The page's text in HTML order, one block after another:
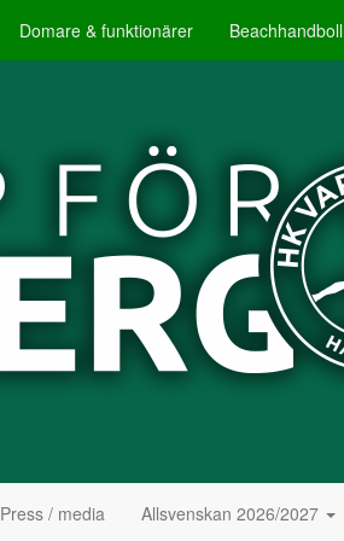
Domare & funktionärer Beachhandboll
Press / media Allsvenskan 2026/2027